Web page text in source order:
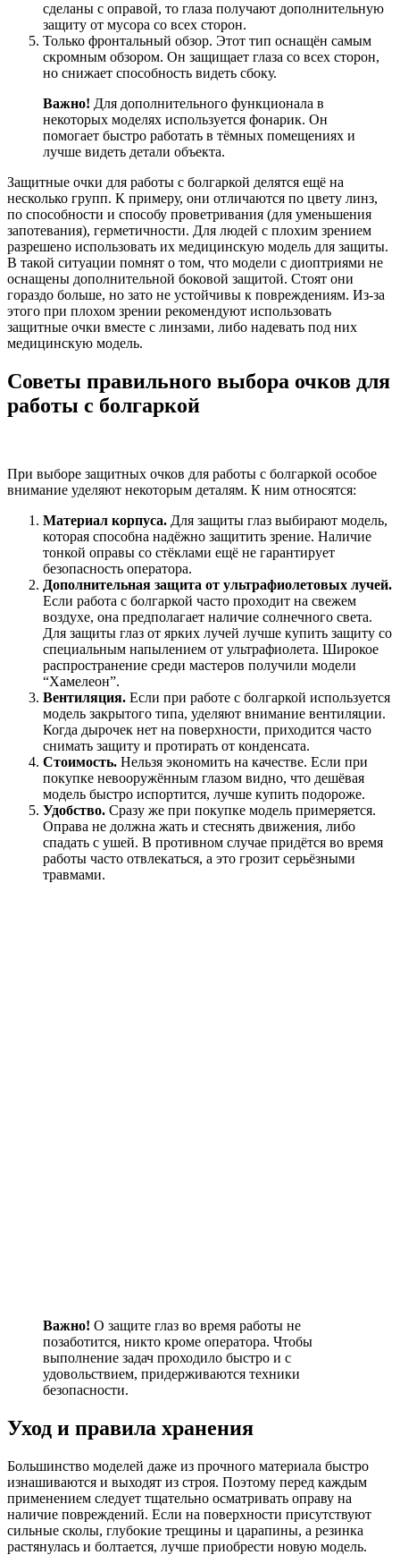
сделаны с оправой, то глаза получают дополнительную
защиту от мусора со всех сторон.
Только фронтальный обзор. Этот тип оснащён самым
скромным обзором. Он защищает глаза со всех сторон,
но снижает способность видеть сбоку.
Важно! Для дополнительного функционала в
некоторых моделях используется фонарик. Он
помогает быстро работать в тёмных помещениях и
лучше видеть детали объекта.
Защитные очки для работы с болгаркой делятся ещё на
несколько групп. К примеру, они отличаются по цвету линз,
по способности и способу проветривания (для уменьшения
запотевания), герметичности. Для людей с плохим зрением
разрешено использовать их медицинскую модель для защиты.
В такой ситуации помнят о том, что модели с диоптриями не
оснащены дополнительной боковой защитой. Стоят они
гораздо больше, но зато не устойчивы к повреждениям. Из-за
этого при плохом зрении рекомендуют использовать
защитные очки вместе с линзами, либо надевать под них
медицинскую модель.
Советы правильного выбора очков для
работы с болгаркой
При выборе защитных очков для работы с болгаркой особое
внимание уделяют некоторым деталям. К ним относятся:
Материал корпуса. Для защиты глаз выбирают модель,
которая способна надёжно защитить зрение. Наличие
тонкой оправы со стёклами ещё не гарантирует
безопасность оператора.
Дополнительная защита от ультрафиолетовых лучей.
Если работа с болгаркой часто проходит на свежем
воздухе, она предполагает наличие солнечного света.
Для защиты глаз от ярких лучей лучше купить защиту со
специальным напылением от ультрафиолета. Широкое
распространение среди мастеров получили модели
“Хамелеон”.
Вентиляция. Если при работе с болгаркой используется
модель закрытого типа, уделяют внимание вентиляции.
Когда дырочек нет на поверхности, приходится часто
снимать защиту и протирать от конденсата.
Стоимость. Нельзя экономить на качестве. Если при
покупке невооружённым глазом видно, что дешёвая
модель быстро испортится, лучше купить подороже.
Удобство. Сразу же при покупке модель примеряется.
Оправа не должна жать и стеснять движения, либо
спадать с ушей. В противном случае придётся во время
работы часто отвлекаться, а это грозит серьёзными
травмами.
Важно! О защите глаз во время работы не
позаботится, никто кроме оператора. Чтобы
выполнение задач проходило быстро и с
удовольствием, придерживаются техники
безопасности.
Уход и правила хранения
Большинство моделей даже из прочного материала быстро
изнашиваются и выходят из строя. Поэтому перед каждым
применением следует тщательно осматривать оправу на
наличие повреждений. Если на поверхности присутствуют
сильные сколы, глубокие трещины и царапины, а резинка
растянулась и болтается, лучше приобрести новую модель.